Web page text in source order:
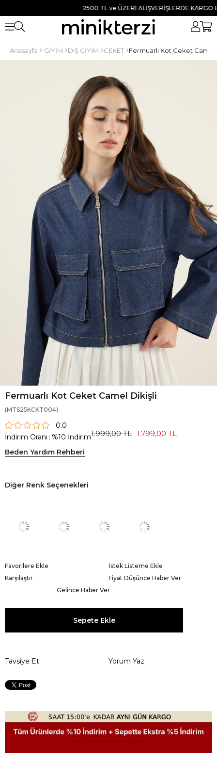
2500 TL ve ÜZERİ ALIŞVERİŞLERDE KARGO
Anasayfa GİYİM DIŞ GİYİM CEKET Fermuarlı Kot Ceket Camel
Fermuarlı Kot Ceket Camel Dikişli
(MTS25KCKT004)
0.0
İndirim Oranı : %10 İndirim1.999,00 TL 1.799,00 TL
Beden Yardım Rehberi
Diğer Renk Seçenekleri
Favorilere Ekle
İstek Listeme Ekle
Karşılaştır
Fiyat Düşünce Haber Ver
Gelince Haber Ver
Tavsiye Et Yorum Yaz